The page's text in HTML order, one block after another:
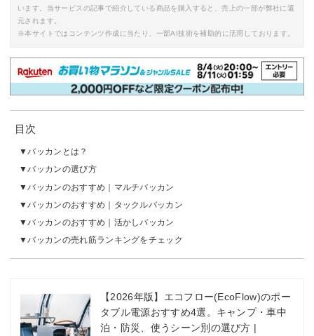
います。当サービスの記事で紹介している商品を購入すると、売上の一部が弊社に還
元されます。
※本サイトではコンテンツ作成に当たり、一部AI技術を補助的に活用しております。
目次
バッカンとは？
バッカンの選び方
バッカンのおすすめ｜マルチバッカン
バッカンのおすすめ｜タックルバッカン
バッカンのおすすめ｜活かしバッカン
バッカンの売れ筋ランキングをチェック
【2026年版】エコフロー(EcoFlow)のポー
タブル電源おすすめ4選。キャンプ・車中
泊・防災、使うシーン別の選び方 |